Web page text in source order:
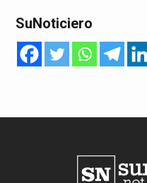
SuNoticiero